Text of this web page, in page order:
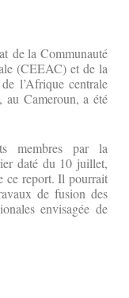
de la Communauté
(CEEAC) et de la
l’Afrique centrale
Cameroun, a été
membres par la
daté du 10 juillet,
ce report. Il pourrait
de fusion des
envisagée de